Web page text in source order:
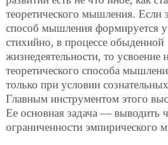
теоретического мышления. Если
способ мышления формируется у
стихийно, в процессе обыденной
жизнедеятельности, то усвоение
теоретического способа
только при условии
Главным инструментом этого
Ее основная задача — выводить
ограниченности эмпирического